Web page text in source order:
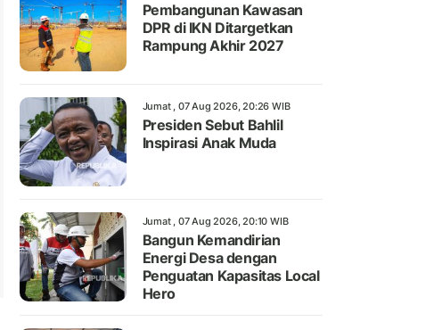
Pembangunan Kawasan
DPR di IKN Ditargetkan
Rampung Akhir 2027
Jumat , 07 Aug 2026, 20:26 WIB
Presiden Sebut Bahlil
Inspirasi Anak Muda
Jumat , 07 Aug 2026, 20:10 WIB
Bangun Kemandirian
Energi Desa dengan
Penguatan Kapasitas Local
Hero